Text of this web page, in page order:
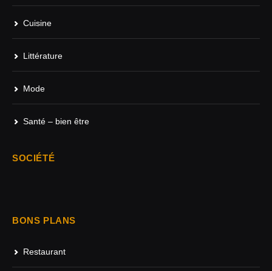
Cuisine
Littérature
Mode
Santé – bien être
SOCIÉTÉ
BONS PLANS
Restaurant